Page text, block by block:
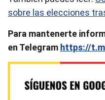
sobre las elecciones
Para mantenerte
en Telegram https://